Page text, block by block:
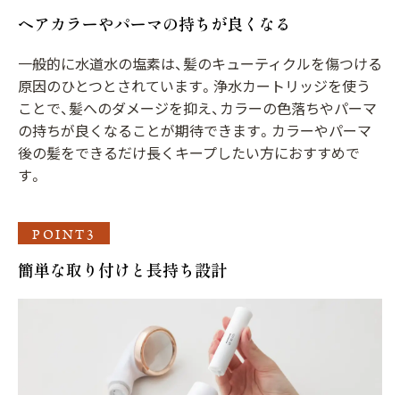
ヘアカラーやパーマの持ちが良くなる
一般的に水道水の塩素は、髪のキューティクルを傷つける
原因のひとつとされています。浄水カートリッジを使う
ことで、髪へのダメージを抑え、カラーの色落ちやパーマ
の持ちが良くなることが期待できます。カラーやパーマ
後の髪をできるだけ長くキープしたい方におすすめで
す。
POINT3
簡単な取り付けと長持ち設計